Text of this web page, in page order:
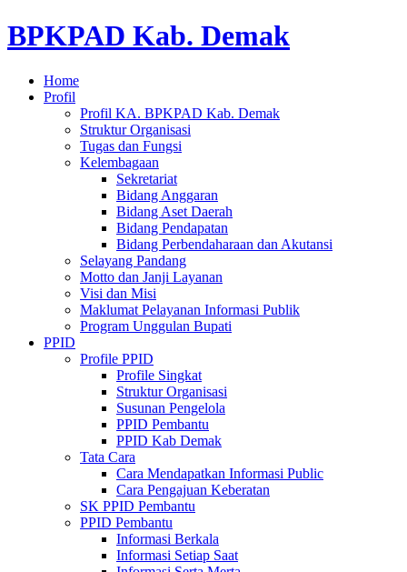
BPKPAD Kab. Demak
Home
Profil
Profil KA. BPKPAD Kab. Demak
Struktur Organisasi
Tugas dan Fungsi
Kelembagaan
Sekretariat
Bidang Anggaran
Bidang Aset Daerah
Bidang Pendapatan
Bidang Perbendaharaan dan Akutansi
Selayang Pandang
Motto dan Janji Layanan
Visi dan Misi
Maklumat Pelayanan Informasi Publik
Program Unggulan Bupati
PPID
Profile PPID
Profile Singkat
Struktur Organisasi
Susunan Pengelola
PPID Pembantu
PPID Kab Demak
Tata Cara
Cara Mendapatkan Informasi Public
Cara Pengajuan Keberatan
SK PPID Pembantu
PPID Pembantu
Informasi Berkala
Informasi Setiap Saat